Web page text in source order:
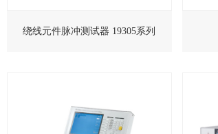
绕线元件脉冲测试器 19305系列